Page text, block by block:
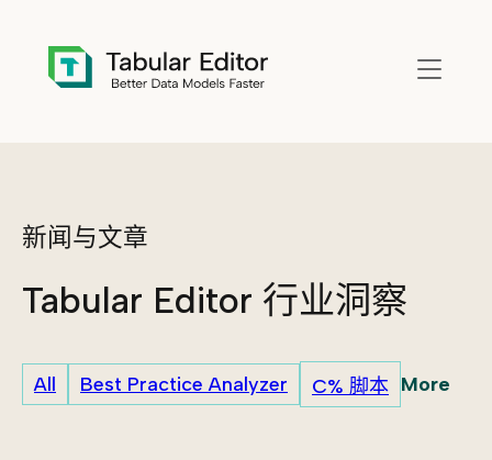
新闻与文章
Tabular Editor 行业洞察
All Best Practice Analyzer C% 脚本 More